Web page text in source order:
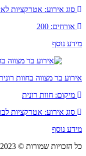
אירוע: אטרקציות
200
נוסף
בר מצווה בחוות רונית
חוות רונית
אירוע: אטרקציות לבת/
נוסף
שמורות © 2023 למג'יקלנד זאביק תלם ואלירן אזולאי